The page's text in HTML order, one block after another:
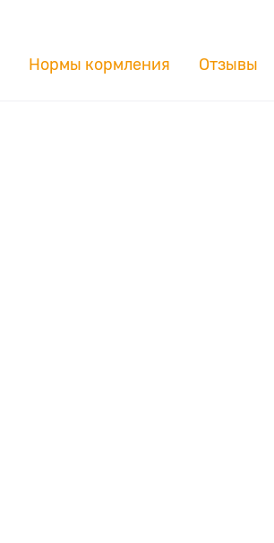
Нормы кормления Отзывы